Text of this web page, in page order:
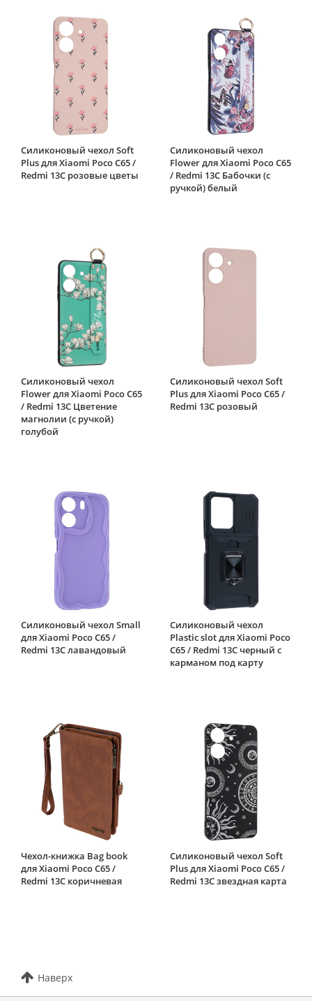
Силиконовый чехол Soft
Plus для Xiaomi Poco C65 /
Redmi 13C розовые цветы
Силиконовый чехол
Flower для Xiaomi Poco C65
/ Redmi 13C Бабочки (с
ручкой) белый
Силиконовый чехол
Flower для Xiaomi Poco C65
/ Redmi 13C Цветение
магнолии (с ручкой)
голубой
Силиконовый чехол Soft
Plus для Xiaomi Poco C65 /
Redmi 13C розовый
Силиконовый чехол Small
для Xiaomi Poco C65 /
Redmi 13C лавандовый
Силиконовый чехол
Plastic slot для Xiaomi Poco
C65 / Redmi 13C черный с
карманом под карту
Чехол-книжка Bag book
для Xiaomi Poco C65 /
Redmi 13C коричневая
Силиконовый чехол Soft
Plus для Xiaomi Poco C65 /
Redmi 13C звездная карта
Наверх